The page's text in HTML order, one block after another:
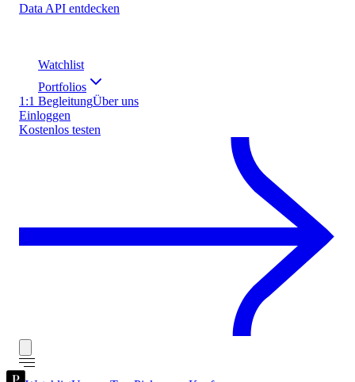
Data API entdecken
Watchlist
Portfolios
1:1 BegleitungÜber uns
Einloggen
Kostenlos testen